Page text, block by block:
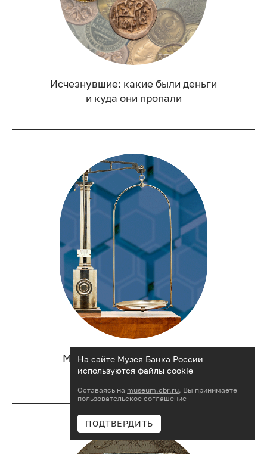
Исчезнувшие: какие были деньги
и куда они пропали
Мера вещей: с чем работали
банковские служащие
На сайте Музея Банка России
используются файлы cookie
Оставаясь на museum.cbr.ru, Вы принимаете
пользовательское соглашение
ПОДТВЕРДИТЬ